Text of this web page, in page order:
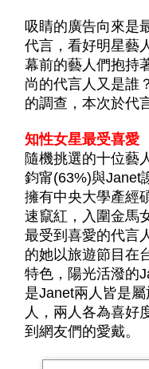
吸睛的廣告向來是
代言，看好明星藝
幕前的藝人們抱持
尚的代言人又是誰
的調查，本次於代
知性女星最受喜愛
隨機挑選的十位藝
鈞甯(63%)與Janet
擁有中央大學產經
速竄紅，入圍金馬
最受到喜愛的代言
的她以旅遊節目在
特色，陽光活潑的
是Janet兩人皆是
人，兩人各為喜好
到網友們的愛戴。